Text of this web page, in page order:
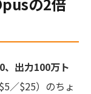
、出力100万ト
／$25）のちょ